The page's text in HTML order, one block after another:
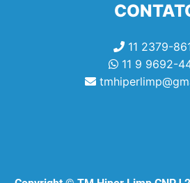
11 2379-
11 9 9692-